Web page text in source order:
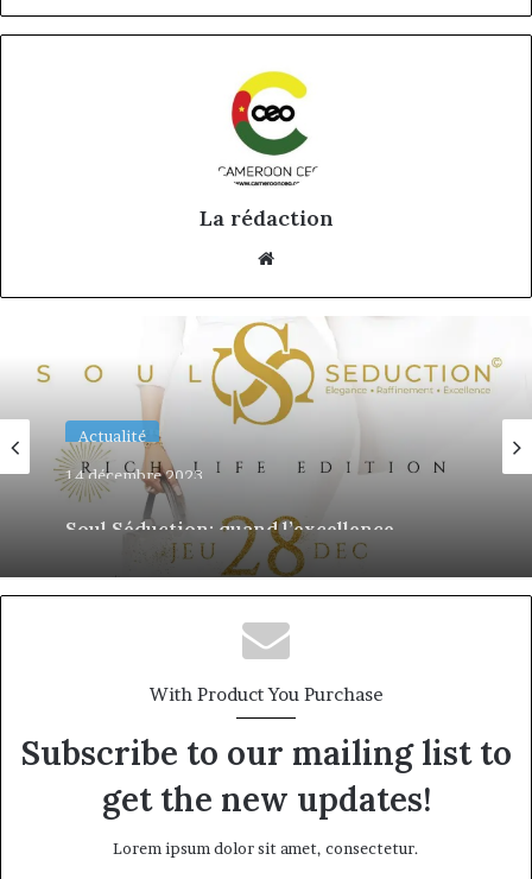
La rédaction
Actualité
14 décembre 2023
Soul Séduction: quand l’excellence
rencontre l’élégance au cœur de Douala
With Product You Purchase
Subscribe to our mailing list to
get the new updates!
Lorem ipsum dolor sit amet, consectetur.